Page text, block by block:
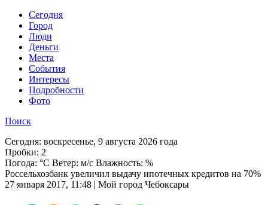
Cегодня
Город
Люди
Деньги
Места
События
Интересы
Подробности
Фото
Поиск
Сегодня: воскресенье, 9 августа 2026 года
Пробки: 2
Погода: °C Ветер: м/с Влажность: %
Россельхозбанк увеличил выдачу ипотечных кредитов на 70%
27 января 2017, 11:48 | Мой город Чебоксары